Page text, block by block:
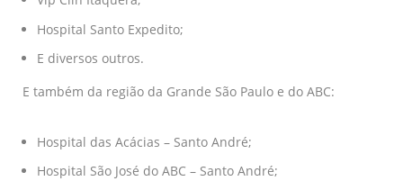
Hospital Santo Expedito;
E diversos outros.
E também da região da Grande São Paulo e do ABC:
Hospital das Acácias – Santo André;
Hospital São José do ABC – Santo André;